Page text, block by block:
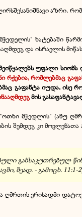
აზრი,
ხატებაში
და ისრაელის
უფალი სიონს
რქებია, რომლებმაც
გაფანტა იუდა, ისე
მის
მჭედლის" (ანუ
შემდეგ კი
განსაკუთრებულ
შეად. - გამოცხ. 11:1-
ღმრთის ერისადმი